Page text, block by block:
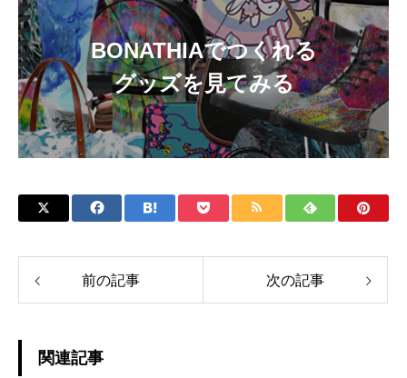
BONATHIAでつくれる
グッズを見てみる
前の記事 次の記事
関連記事